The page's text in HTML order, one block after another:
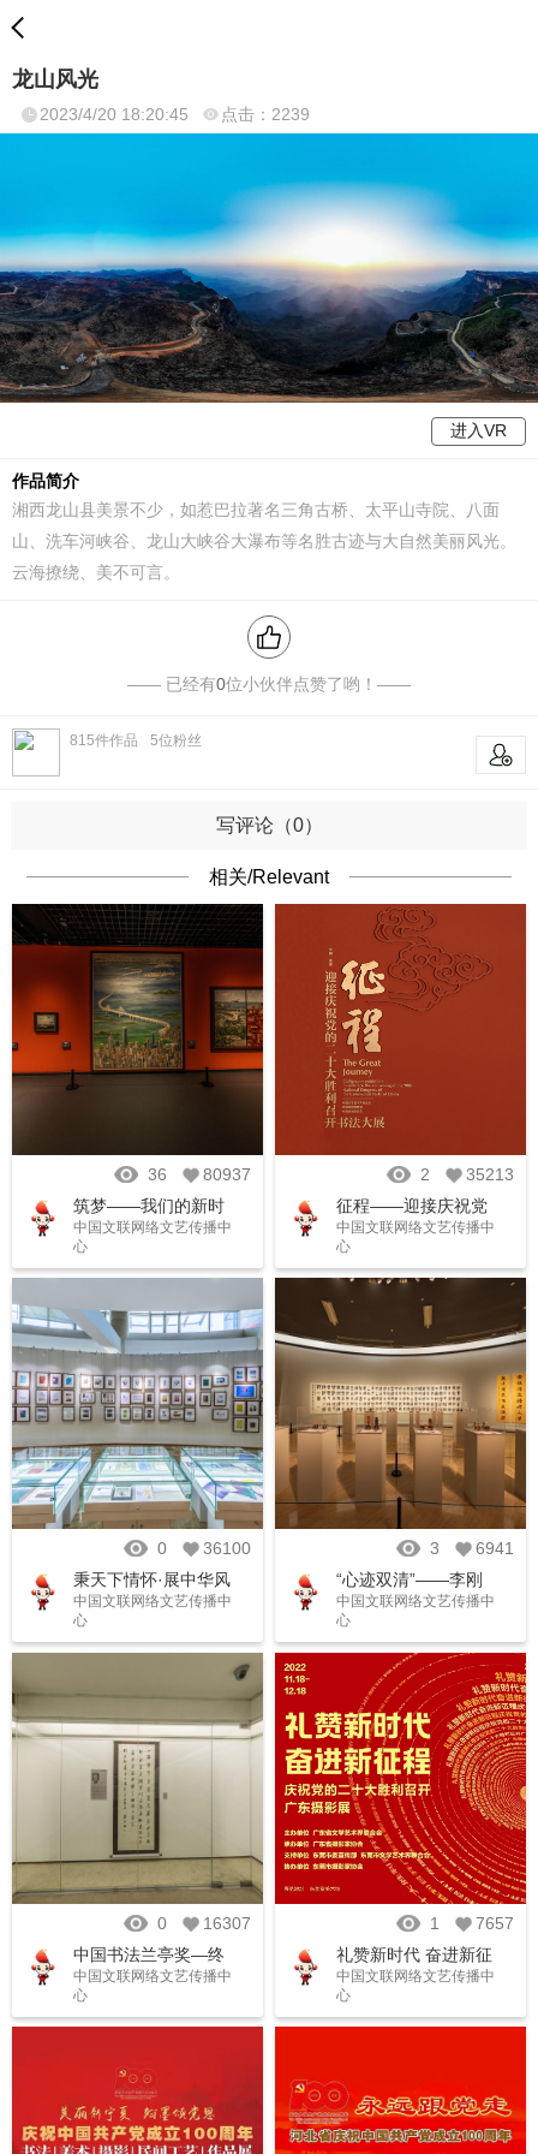
龙山风光
2023/4/20 18:20:45 点击：2239
进入VR
作品简介
湘西龙山县美景不少，如惹巴拉著名三角古桥、太平山寺院、八面
山、洗车河峡谷、龙山大峡谷大瀑布等名胜古迹与大自然美丽风光。
云海撩绕、美不可言。
—— 已经有0位小伙伴点赞了哟！——
815件作品 5位粉丝
写评论（0）
相关/Relevant
36
80937
筑梦——我们的新时
代 美术/摄影作品展
中国文联网络文艺传播中
心
0
36100
秉天下情怀·展中华风
范——中国文联对外
和对港澳台文化交流
成果
中国文联网络文艺传播中
心
0
16307
中国书法兰亭奖—终
身成就奖艺术家作品
展
中国文联网络文艺传播中
心
2
35213
征程——迎接庆祝党
的二十大胜利召开书
法大展
中国文联网络文艺传播中
心
3
6941
“心迹双清”——李刚
田书法篆刻作品展
中国文联网络文艺传播中
心
1
7657
礼赞新时代 奋进新征
程——庆祝党的二十
大胜利召开 广东摄影
展
中国文联网络文艺传播中
心